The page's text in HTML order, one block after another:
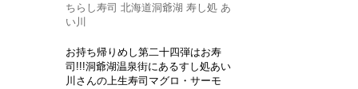
ちらし寿司 北海道洞爺湖 寿し処 あ
い川
お持ち帰りめし第二十四弾はお寿
司!!!洞爺湖温泉街にあるすし処あい
川さんの上生寿司マグロ・サーモ